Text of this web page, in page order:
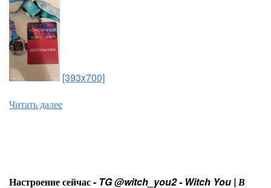
[393x700]
Читать далее
Настроение сейчас - TG @witch_you2 - Witch You | В